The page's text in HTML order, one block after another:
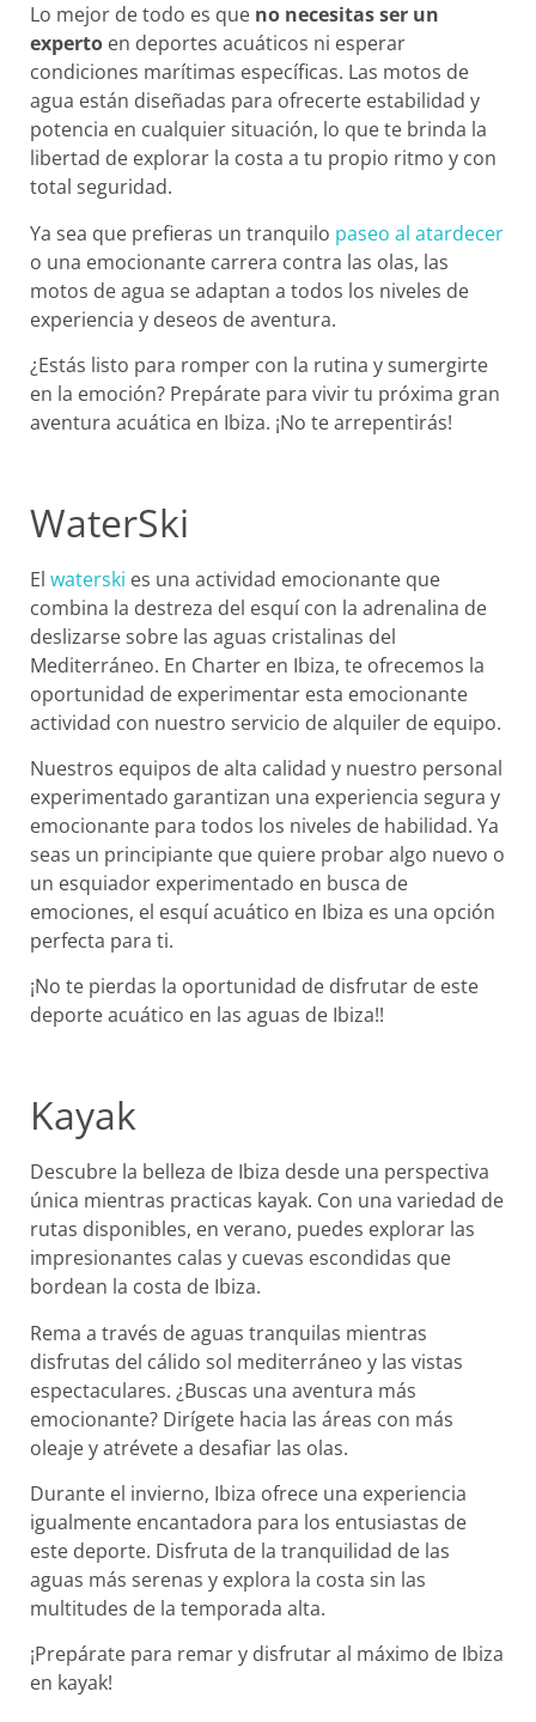
Lo mejor de todo es que no necesitas ser un
experto en deportes acuáticos ni esperar
condiciones marítimas específicas. Las motos de
agua están diseñadas para ofrecerte estabilidad y
potencia en cualquier situación, lo que te brinda la
libertad de explorar la costa a tu propio ritmo y con
total seguridad.
Ya sea que prefieras un tranquilo paseo al atardecer
o una emocionante carrera contra las olas, las
motos de agua se adaptan a todos los niveles de
experiencia y deseos de aventura.
¿Estás listo para romper con la rutina y sumergirte
en la emoción? Prepárate para vivir tu próxima gran
aventura acuática en Ibiza. ¡No te arrepentirás!
WaterSki
El waterski es una actividad emocionante que
combina la destreza del esquí con la adrenalina de
deslizarse sobre las aguas cristalinas del
Mediterráneo. En Charter en Ibiza, te ofrecemos la
oportunidad de experimentar esta emocionante
actividad con nuestro servicio de alquiler de equipo.
Nuestros equipos de alta calidad y nuestro personal
experimentado garantizan una experiencia segura y
emocionante para todos los niveles de habilidad. Ya
seas un principiante que quiere probar algo nuevo o
un esquiador experimentado en busca de
emociones, el esquí acuático en Ibiza es una opción
perfecta para ti.
¡No te pierdas la oportunidad de disfrutar de este
deporte acuático en las aguas de Ibiza!!
Kayak
Descubre la belleza de Ibiza desde una perspectiva
única mientras practicas kayak. Con una variedad de
rutas disponibles, en verano, puedes explorar las
impresionantes calas y cuevas escondidas que
bordean la costa de Ibiza.
Rema a través de aguas tranquilas mientras
disfrutas del cálido sol mediterráneo y las vistas
espectaculares. ¿Buscas una aventura más
emocionante? Dirígete hacia las áreas con más
oleaje y atrévete a desafiar las olas.
Durante el invierno, Ibiza ofrece una experiencia
igualmente encantadora para los entusiastas de
este deporte. Disfruta de la tranquilidad de las
aguas más serenas y explora la costa sin las
multitudes de la temporada alta.
¡Prepárate para remar y disfrutar al máximo de Ibiza
en kayak!